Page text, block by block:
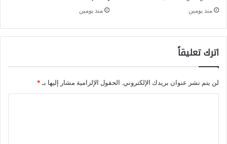
ب
.
ل
ا
ر
ا
ل
منذ يومين منذ يومين
اترك تعليقاً
لن يتم نشر عنوان بريدك الإلكتروني. الحقول الإلزامية مشار إليها بـ *